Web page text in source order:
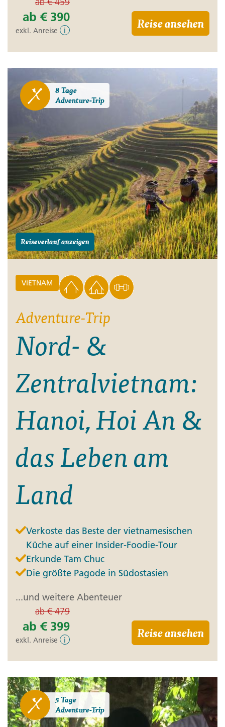
ab € 390
exkl. Anreise i Reise ansehen
8 Tage
Adventure-Trip
Reiseverlauf anzeigen
VIETNAM
Adventure-Trip
Nord- &
Zentralvietnam:
Hanoi, Hoi An &
das Leben am
Land
Verkoste das Beste der vietnamesischen
Küche auf einer Insider-Foodie-Tour
Erkunde Tam Chuc
Die größte Pagode in Südostasien
...und weitere Abenteuer
ab€ 479
ab € 399
exkl. Anreise i Reise ansehen
5 Tage
Adventure-Trip